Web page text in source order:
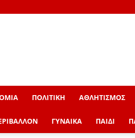
ΠΟΛΙΤΙΚΗ ΑΘΛΗΤΙΣΜΟΣ
ΓΥΝΑΙΚΑ ΠΑΙΔΙ